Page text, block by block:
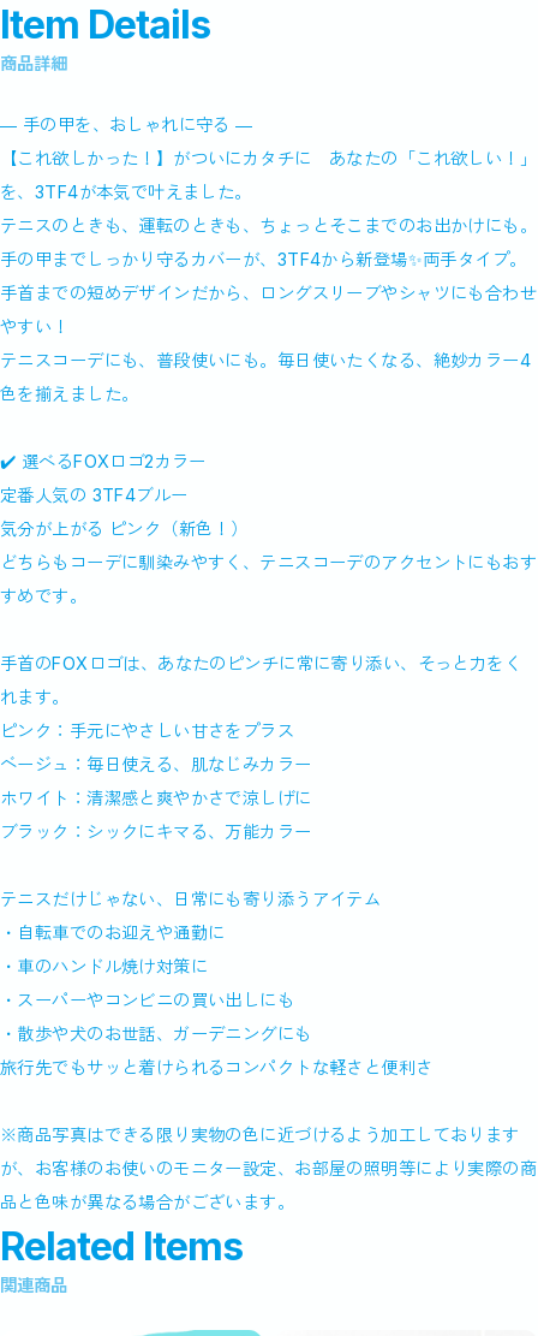
Item Details
商品詳細
― 手の甲を、おしゃれに守る ―
【これ欲しかった！】がついにカタチに あなたの「これ欲しい！」
を、3TF4が本気で叶えました。
テニスのときも、運転のときも、ちょっとそこまでのお出かけにも。
手の甲までしっかり守るカバーが、3TF4から新登場✨両手タイプ。
手首までの短めデザインだから、ロングスリーブやシャツにも合わせ
やすい！
テニスコーデにも、普段使いにも。毎日使いたくなる、絶妙カラー4
色を揃えました。
✔️ 選べるFOXロゴ2カラー
定番人気の 3TF4ブルー
気分が上がる ピンク（新色！）
どちらもコーデに馴染みやすく、テニスコーデのアクセントにもおす
すめです。
手首のFOXロゴは、あなたのピンチに常に寄り添い、そっと力をく
れます。
ピンク：手元にやさしい甘さをプラス
ベージュ：毎日使える、肌なじみカラー
ホワイト：清潔感と爽やかさで涼しげに
ブラック：シックにキマる、万能カラー
テニスだけじゃない、日常にも寄り添うアイテム
・自転車でのお迎えや通勤に
・車のハンドル焼け対策に
・スーパーやコンビニの買い出しにも
・散歩や犬のお世話、ガーデニングにも
旅行先でもサッと着けられるコンパクトな軽さと便利さ
※商品写真はできる限り実物の色に近づけるよう加工しております
が、お客様のお使いのモニター設定、お部屋の照明等により実際の商
品と色味が異なる場合がございます。
Related Items
関連商品